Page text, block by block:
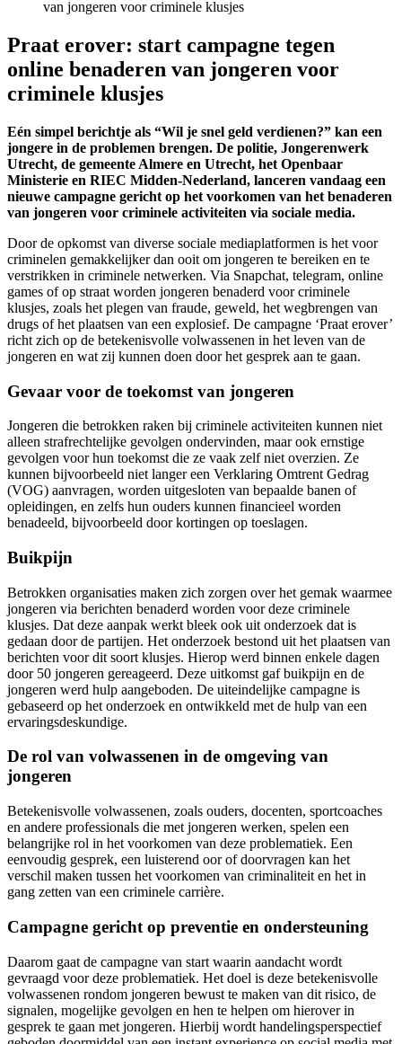
Praat erover: start campagne tegen
online benaderen van jongeren voor
criminele klusjes
Eén simpel berichtje als “Wil je snel geld verdienen?” kan een
jongere in de problemen brengen. De politie, Jongerenwerk
Utrecht, de gemeente Almere en Utrecht, het Openbaar
Ministerie en RIEC Midden-Nederland, lanceren vandaag een
nieuwe campagne gericht op het voorkomen van het benaderen
van jongeren voor criminele activiteiten via sociale media.
Door de opkomst van diverse sociale mediaplatformen is het voor
criminelen gemakkelijker dan ooit om jongeren te bereiken en te
verstrikken in criminele netwerken. Via Snapchat, telegram, online
games of op straat worden jongeren benaderd voor criminele
klusjes, zoals het plegen van fraude, geweld, het wegbrengen van
drugs of het plaatsen van een explosief. De campagne ‘Praat erover’
richt zich op de betekenisvolle volwassenen in het leven van de
jongeren en wat zij kunnen doen door het gesprek aan te gaan.
Gevaar voor de toekomst van jongeren
Jongeren die betrokken raken bij criminele activiteiten kunnen niet
alleen strafrechtelijke gevolgen ondervinden, maar ook ernstige
gevolgen voor hun toekomst die ze vaak zelf niet overzien. Ze
kunnen bijvoorbeeld niet langer een Verklaring Omtrent Gedrag
(VOG) aanvragen, worden uitgesloten van bepaalde banen of
opleidingen, en zelfs hun ouders kunnen financieel worden
benadeeld, bijvoorbeeld door kortingen op toeslagen.
Buikpijn
Betrokken organisaties maken zich zorgen over het gemak waarmee
jongeren via berichten benaderd worden voor deze criminele
klusjes. Dat deze aanpak werkt bleek ook uit onderzoek dat is
gedaan door de partijen. Het onderzoek bestond uit het plaatsen van
berichten voor dit soort klusjes. Hierop werd binnen enkele dagen
door 50 jongeren gereageerd. Deze uitkomst gaf buikpijn en de
jongeren werd hulp aangeboden. De uiteindelijke campagne is
gebaseerd op het onderzoek en ontwikkeld met de hulp van een
ervaringsdeskundige.
De rol van volwassenen in de omgeving van
jongeren
Betekenisvolle volwassenen, zoals ouders, docenten, sportcoaches
en andere professionals die met jongeren werken, spelen een
belangrijke rol in het voorkomen van deze problematiek. Een
eenvoudig gesprek, een luisterend oor of doorvragen kan het
verschil maken tussen het voorkomen van criminaliteit en het in
gang zetten van een criminele carrière.
Campagne gericht op preventie en ondersteuning
Daarom gaat de campagne van start waarin aandacht wordt
gevraagd voor deze problematiek. Het doel is deze betekenisvolle
volwassenen rondom jongeren bewust te maken van dit risico, de
signalen, mogelijke gevolgen en hen te helpen om hierover in
gesprek te gaan met jongeren. Hierbij wordt handelingsperspectief